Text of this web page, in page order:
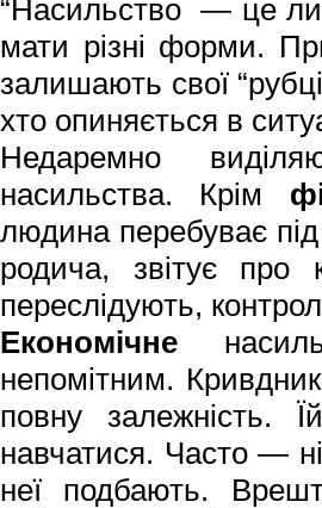
“Насильство — це
мати різні форми.
залишають свої
хто опиняється в
Недаремно
насильства. Крім
людина перебуває
родича, звітує про
переслідують,
Економічне
непомітним.
повну залежність.
навчатися. Часто —
неї подбають.